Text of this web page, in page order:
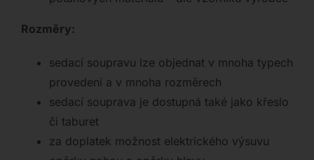
Rozměry:
sedací soupravu lze objednat v mnoha typech
provedení a v mnoha rozměrech
sedací souprava je dostupná také jako křeslo
či taburet
za doplatek možnost elektrického výsuvu